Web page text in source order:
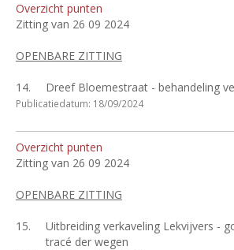
Overzicht punten
Zitting van 26 09 2024
OPENBARE ZITTING
14. Dreef Bloemestraat - behandeling
Publicatiedatum: 18/09/2024
Overzicht punten
Zitting van 26 09 2024
OPENBARE ZITTING
15.
Uitbreiding verkaveling Lekvijvers -
tracé der wegen